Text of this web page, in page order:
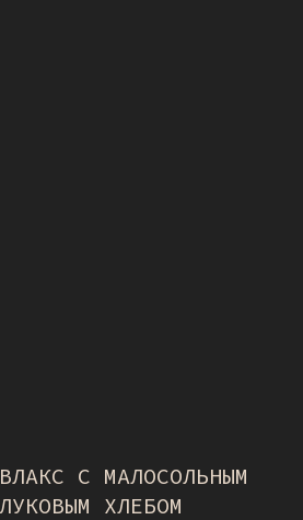
С МАЛОСОЛЬНЫМ
ХЛЕБОМ